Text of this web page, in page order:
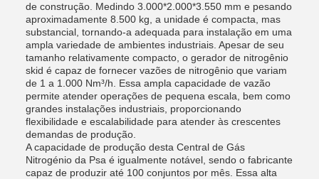
de construção. Medindo 3.000*2.000*3.550 mm e pesando
aproximadamente 8.500 kg, a unidade é compacta, mas
substancial, tornando-a adequada para instalação em uma
ampla variedade de ambientes industriais. Apesar de seu
tamanho relativamente compacto, o gerador de nitrogênio
skid é capaz de fornecer vazões de nitrogênio que variam
de 1 a 1.000 Nm³/h. Essa ampla capacidade de vazão
permite atender operações de pequena escala, bem como
grandes instalações industriais, proporcionando
flexibilidade e escalabilidade para atender às crescentes
demandas de produção.
A capacidade de produção desta Central de Gás
Nitrogénio da Psa é igualmente notável, sendo o fabricante
capaz de produzir até 100 conjuntos por mês. Essa alta